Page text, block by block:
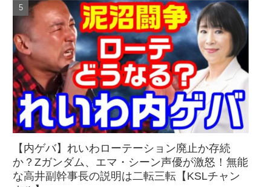
【内ゲバ】れいわローテーション廃止か存続
か？Zガンダム、エマ・シーン声優が激怒！無能
な高井副幹事長の説明は二転三転【KSLチャン